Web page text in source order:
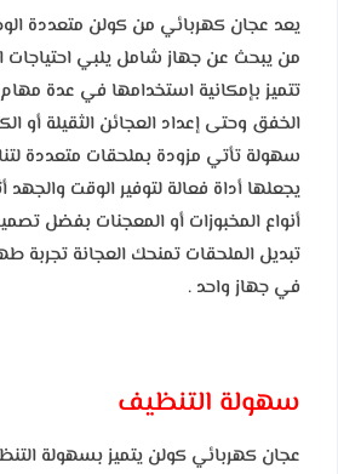
يعد عجان كهربائي من كولن متعددة
من يبحث عن جهاز شامل يلبي احتياجات
تتميز بإمكانية استخدامها في عدة
الخفق وحتى إعداد العجائن الثقيلة أو
سهولة تأتي مزودة بملحقات متعددة
يجعلها أداة فعالة لتوفير الوقت والجهد
أنواع المخبوزات أو المعجنات بفضل
تبديل الملحقات تمنحك العجانة تجربة
في جهاز واحد .
سهولة التنظيف
عجان كهربائي كولن يتميز بسهولة